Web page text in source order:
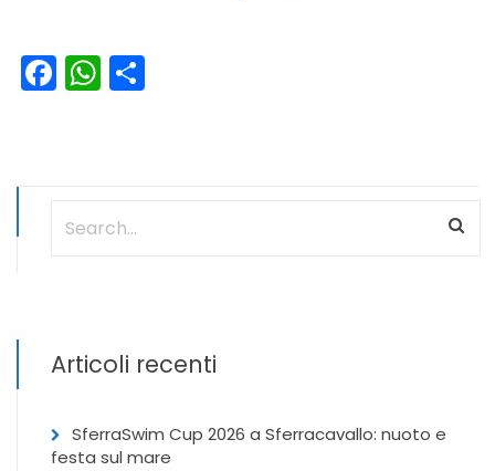
Facebook
WhatsApp
Articoli recenti
SferraSwim Cup 2026 a Sferracavallo: nuoto e
festa sul mare